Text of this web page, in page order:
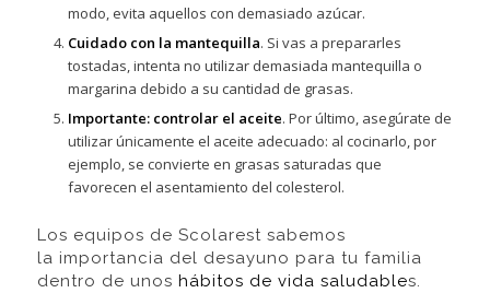
modo, evita aquellos con demasiado azúcar.
Cuidado con la mantequilla. Si vas a prepararles
tostadas, intenta no utilizar demasiada mantequilla o
margarina debido a su cantidad de grasas.
Importante: controlar el aceite. Por último, asegúrate de
utilizar únicamente el aceite adecuado: al cocinarlo, por
ejemplo, se convierte en grasas saturadas que
favorecen el asentamiento del colesterol.
Los equipos de Scolarest sabemos
la importancia del desayuno para tu familia
dentro de unos hábitos de vida saludables.